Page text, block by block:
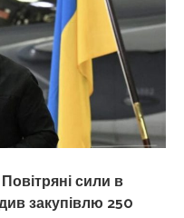
сили в
закупівлю 250